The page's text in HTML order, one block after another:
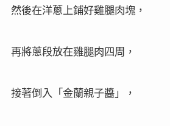
然後在洋蔥上鋪好雞腿肉塊，
再將蔥段放在雞腿肉四周，
接著倒入「金蘭親子醬」，